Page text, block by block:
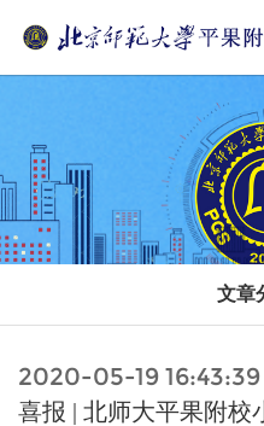
文章
2020-05-19 16:43:39
喜报 | 北师大平果附校